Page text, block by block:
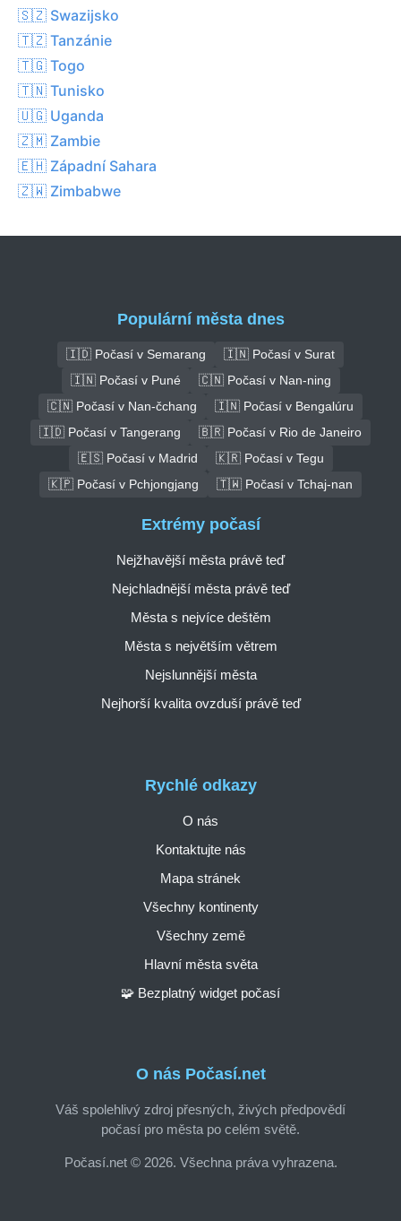
🇸🇿 Swazijsko
🇹🇿 Tanzánie
🇹🇬 Togo
🇹🇳 Tunisko
🇺🇬 Uganda
🇿🇲 Zambie
🇪🇭 Západní Sahara
🇿🇼 Zimbabwe
Populární města dnes
🇮🇩 Počasí v Semarang
🇮🇳 Počasí v Surat
🇮🇳 Počasí v Puné
🇨🇳 Počasí v Nan-ning
🇨🇳 Počasí v Nan-čchang
🇮🇳 Počasí v Bengalúru
🇮🇩 Počasí v Tangerang
🇧🇷 Počasí v Rio de Janeiro
🇪🇸 Počasí v Madrid
🇰🇷 Počasí v Tegu
🇰🇵 Počasí v Pchjongjang
🇹🇼 Počasí v Tchaj-nan
O nás Počasí.net
Váš spolehlivý zdroj přesných, živých předpovědí
počasí pro města po celém světě.
Počasí.net © 2026. Všechna práva vyhrazena.
Rychlé odkazy
O nás
Kontaktujte nás
Mapa stránek
Všechny kontinenty
Všechny země
Hlavní města světa
🧩 Bezplatný widget počasí
Extrémy počasí
Nejžhavější města právě teď
Nejchladnější města právě teď
Města s nejvíce deštěm
Města s největším větrem
Nejslunnější města
Nejhorší kvalita ovzduší právě teď